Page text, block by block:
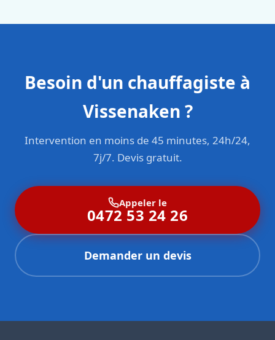
Besoin d'un chauffagiste à
Vissenaken ?
Intervention en moins de 45 minutes, 24h/24,
7j/7. Devis gratuit.
Appeler le
0472 53 24 26
Demander un devis